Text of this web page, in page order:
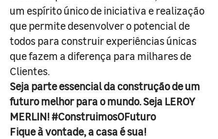
um espírito único de iniciativa e realização
que permite desenvolver o potencial de
todos para construir experiências únicas
que fazem a diferença para milhares de
Clientes.
Seja parte essencial da construção de um
futuro melhor para o mundo. Seja LEROY
MERLIN! #ConstruimosOFuturo
Fique à vontade, a casa é sua!